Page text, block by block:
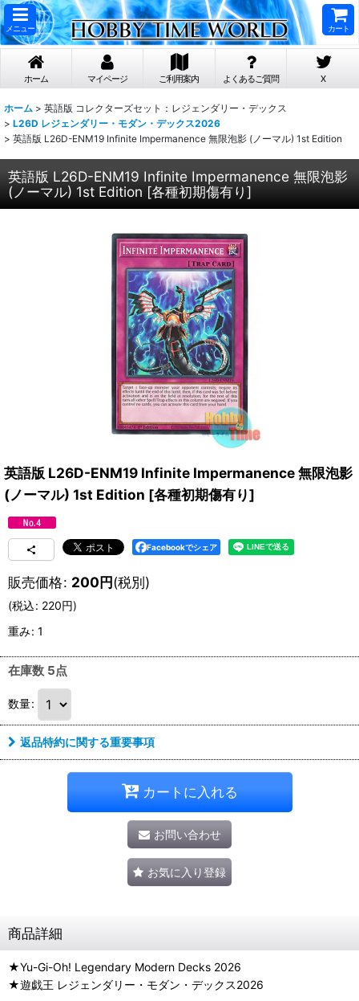
メニュー カート
ホーム マイページ ご利用案内 よくあるご質問 X
ホーム > 英語版 コレクターズセット：レジェンダリー・デックス
> L26D レジェンダリー・モダン・デックス2026
> 英語版 L26D-ENM19 Infinite Impermanence 無限泡影 (ノーマル) 1st Edition
英語版 L26D-ENM19 Infinite Impermanence 無限泡影
(ノーマル) 1st Edition [各種初期傷有り]
英語版 L26D-ENM19 Infinite Impermanence 無限泡影
(ノーマル) 1st Edition [各種初期傷有り]
Facebookでシェア
販売価格: 200円(税別)
(税込: 220円)
重み: 1
在庫数 5点
数量:
返品特約に関する重要事項
カートに入れる
お問い合わせ
お気に入り登録
商品詳細
★Yu-Gi-Oh! Legendary Modern Decks 2026
★遊戯王 レジェンダリー・モダン・デックス2026